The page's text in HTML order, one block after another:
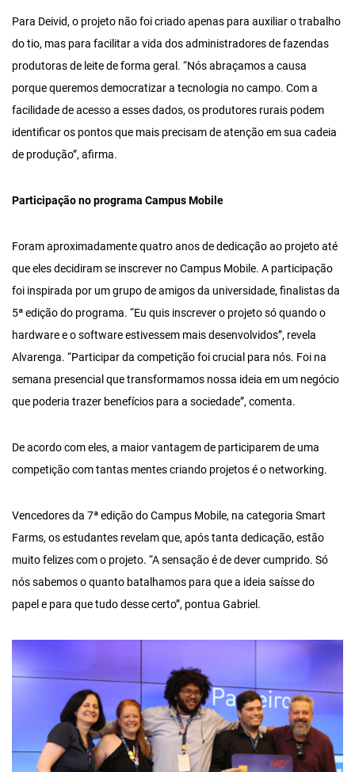
Para Deivid, o projeto não foi criado apenas para auxiliar o trabalho
do tio, mas para facilitar a vida dos administradores de fazendas
produtoras de leite de forma geral. “Nós abraçamos a causa
porque queremos democratizar a tecnologia no campo. Com a
facilidade de acesso a esses dados, os produtores rurais podem
identificar os pontos que mais precisam de atenção em sua cadeia
de produção”, afirma.
Participação no programa Campus Mobile
Foram aproximadamente quatro anos de dedicação ao projeto até
que eles decidiram se inscrever no Campus Mobile. A participação
foi inspirada por um grupo de amigos da universidade, finalistas da
5ª edição do programa. “Eu quis inscrever o projeto só quando o
hardware e o software estivessem mais desenvolvidos”, revela
Alvarenga. “Participar da competição foi crucial para nós. Foi na
semana presencial que transformamos nossa ideia em um negócio
que poderia trazer benefícios para a sociedade”, comenta.
De acordo com eles, a maior vantagem de participarem de uma
competição com tantas mentes criando projetos é o networking.
Vencedores da 7ª edição do Campus Mobile, na categoria Smart
Farms, os estudantes revelam que, após tanta dedicação, estão
muito felizes com o projeto. “A sensação é de dever cumprido. Só
nós sabemos o quanto batalhamos para que a ideia saísse do
papel e para que tudo desse certo”, pontua Gabriel.